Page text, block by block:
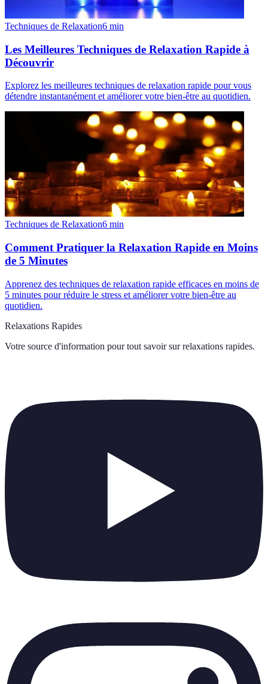
Techniques de Relaxation6 min
Les Meilleures Techniques de Relaxation Rapide à
Découvrir
Explorez les meilleures techniques de relaxation rapide pour vous
détendre instantanément et améliorer votre bien-être au quotidien.
Techniques de Relaxation6 min
Comment Pratiquer la Relaxation Rapide en Moins
de 5 Minutes
Apprenez des techniques de relaxation rapide efficaces en moins de
5 minutes pour réduire le stress et améliorer votre bien-être au
quotidien.
Relaxations Rapides
Votre source d'information pour tout savoir sur relaxations rapides.